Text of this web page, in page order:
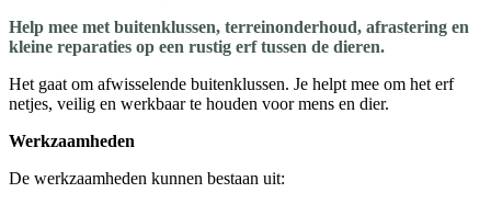
Help mee met buitenklussen, terreinonderhoud, afrastering en
kleine reparaties op een rustig erf tussen de dieren.
Het gaat om afwisselende buitenklussen. Je helpt mee om het erf
netjes, veilig en werkbaar te houden voor mens en dier.
Werkzaamheden
De werkzaamheden kunnen bestaan uit: